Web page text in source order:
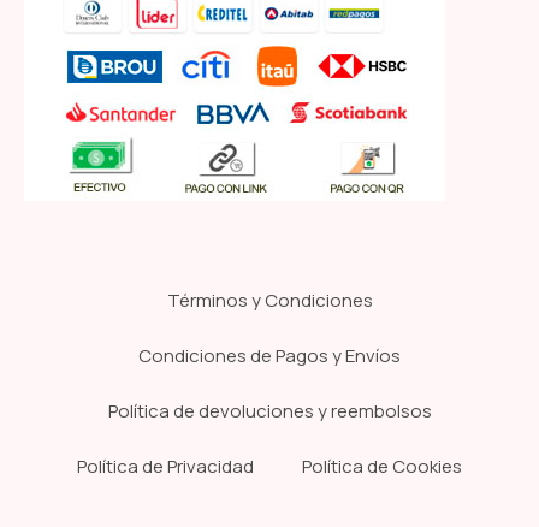
Términos y Condiciones
Condiciones de Pagos y Envíos
Política de devoluciones y reembolsos
Política de Privacidad Política de Cookies